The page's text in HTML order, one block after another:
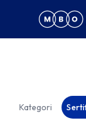
Kategori